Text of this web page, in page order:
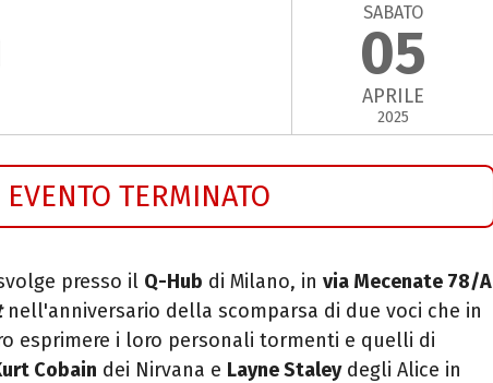
SABATO
05
APRILE
2025
EVENTO TERMINATO
presso il Q-Hub di Milano, in via Mecenate 78/A
nell'anniversario della scomparsa di due voci che in
esprimere i loro personali tormenti e quelli di
Cobain dei Nirvana e Layne Staleydegli Alice in